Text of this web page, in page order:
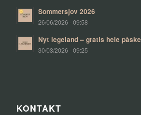
Sommersjov 2026
26/06/2026 - 09:58
Nyt legeland – gratis hele
30/03/2026 - 09:25
KONTAKT